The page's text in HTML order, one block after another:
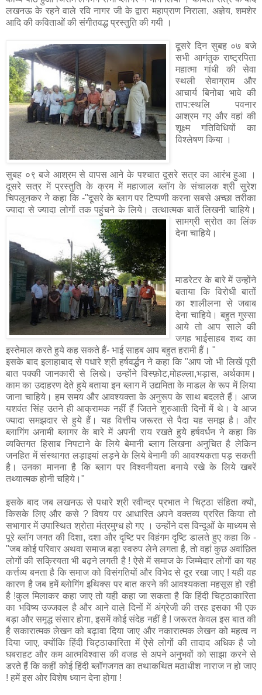
लखनऊ के रहने वाले रवि नागर जी के द्वारा महाप्राण निराला, अज्ञेय, शमशेर
आदि की कविताओं की संगीतवद्ध प्रस्तुति की गयी ।
दूसरे दिन सुबह ०७ बजे
सभी आगंतुक राष्ट्रपिता
महात्मा गांधी की सेवा
स्थली सेवाग्राम और
आचार्य बिनोबा भावे की
ताप:स्थलि पवनार
आश्रम गए और वहां की
शूक्ष्म गतिविधियों का
विश्लेषण किया ।
सुबह ०९ बजे आश्रम से वापस आने के पश्चात दूसरे सत्र का आरंभ हुआ ।
दूसरे सत्र में प्रस्तुति के क्रम में महाजाल ब्लॉग के संचालक श्री सुरेश
चिपलूनकर ने कहा कि -"दूसरे के ब्लाग पर टिप्पणी करना सबसे अच्छा तरीका
ज्यादा से ज्यादा लोगों तक पहुंचने के लिये।तत्थात्मक बातें लिखनी चाहिये।
सामग्री स्रोत का लिंक
देना चाहिये।
माडरेटर के बारे में उन्होंने
बताया कि विरोधी बातों
का शालीलना से जबाब
देना चाहिये। बहुत गुस्सा
आये तो आप साले की
जगह भाईसाहब शब्द का
इस्तेमाल करते हुये कह सकते हैं- भाई साहब आप बहुत हरामी हैं। "
इसके बाद इलाहाबाद से पधारे श्री हर्षवर्द्धन ने कहा कि "आप जो भी लिखें पूरी
बात पक्की जानकारी से लिखे। उन्होंने विस्फ़ोट,मोहल्ला,भड़ास, अर्थकाम।
काम का उदाहरण देते हुये बताया इन ब्लाग में उद्यमिता के माडल के रूप में लिया
जाना चाहिये। हम समय और आवश्यक्ता के अनुरूप के साथ बदलते हैं। आज
यशवंत सिंह उतने ही आक्रामक नहीं हैं जितने शुरुआती दिनों में थे। वे आज
ज्यादा समझदार से हुये हैं। यह वित्तीय जरूरत से पैदा यह समझ है। और
ब्लागिंग अनामी ब्लागर के बारे में अपनी राय रखते हुये हर्षवर्धन ने कहा कि
व्यक्तिगत हिसाब निपटाने के लिये बेमानी ब्लाग लिखना अनुचित है लेकिन
जनहित में संस्थागत लड़ाइयां लड़ने के लिये बेनामी की आवश्यकता पड़ सकती
है। उनका मानना है कि ब्लाग पर विश्वनीयता बनाये रखे के लिये खबरें
तथ्यात्मक होनी चहिये।"
इसके बाद जब लखनऊ से पधारे श्री रवीन्द्र प्रभात ने चिट्ठा संहिता क्यों,
किसके लिए और कसे ? विषय पर आधारित अपने वक्तव्य प्ररित किया तो
सभागार में उपास्थित श्रोता मंत्रमुग्ध हो गए । उन्होंने दस विन्दूओं के माध्यम से
पूरे ब्लॉग जगत की दिशा, दशा और दृष्टि पर विहंगम दृष्टि डालते हुए कहा कि -
"जब कोई परिवार अथवा समाज बड़ा स्वरुप लेने लगता है, तो वहां कुछ अवांछित
लोगों की सक्रियता भी बढ़ने लगती है ! ऐसे में समाज के जिम्मेदार लोगों का यह
कर्त्तव्य बनता है कि समाज को विसंगतियों और विभेद से दूर रखा जाए ! यही वह
कारण है जब हमें ब्लोगिंग इथिक्स पर बात करने की आवश्यकता महसूस हो रही
है !कुल मिलाकर कहा जाए तो यही कहा जा सकता है कि हिंदी चिट्ठाकारिता
का भविष्य उज्जवल है और आने वाले दिनों में अंग्रेजी की तरह इसका भी एक
बड़ा और समृद्ध संसार होगा, इसमें कोई संदेह नहीं है ! जरूरत केवल इस बात की
है सकारात्मक लेखन को बढ़ावा दिया जाए और नकारात्मक लेखन को महत्व न
दिया जाए, क्योंकि हिंदी चिट्ठाकारिता में ऐसे लोगों की तादाद अधिक है जो
घबराहट और कम आत्मविश्वास की वजह से अपने अनुभवों को साझा करने से
डरते हैं कि कहीं कोई हिंदी ब्लॉगजगत का तथाकथित मठाधीश नाराज न हो जाए
! हमें इस ओर विशेष ध्यान देना होगा !